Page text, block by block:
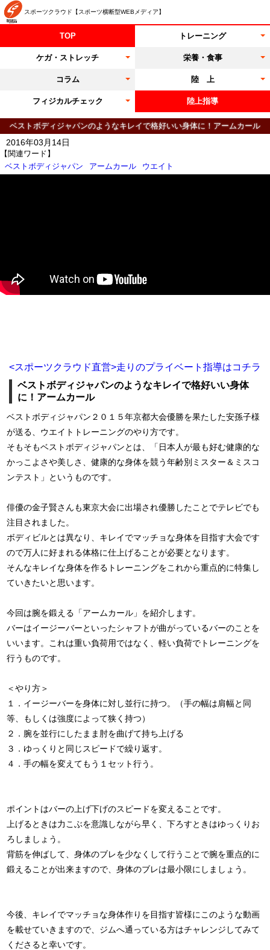
スポーツクラウド【スポーツ横断型WEBメディア】
TOP トレーニング
ケガ・ストレッチ 栄養・食事
コラム 陸 上
フィジカルチェック 陸上指導
ベストボディジャパンのようなキレイで格好いい身体に！アームカール
【関連ワード】
ベストボディジャパン
アームカール ウエイト
2016年03月14日
<スポーツクラウド直営>走りのプライベート指導はコチラ
ベストボディジャパンのようなキレイで格好いい身体
に！アームカール
ベストボディジャパン２０１５年京都大会優勝を果たした安孫子様
が送る、ウエイトトレーニングのやり方です。
そもそもベストボディジャパンとは、「日本人が最も好む健康的な
かっこよさや美しさ、健康的な身体を競う年齢別ミスター＆ミスコ
ンテスト」というものです。
俳優の金子賢さんも東京大会に出場され優勝したことでテレビでも
注目されました。
ボディビルとは異なり、キレイでマッチョな身体を目指す大会です
ので万人に好まれる体格に仕上げることが必要となります。
そんなキレイな身体を作るトレーニングをこれから重点的に特集し
ていきたいと思います。
今回は腕を鍛える「アームカール」を紹介します。
バーはイージーバーといったシャフトが曲がっているバーのことを
いいます。これは重い負荷用ではなく、軽い負荷でトレーニングを
行うものです。
＜やり方＞
１．イージーバーを身体に対し並行に持つ。（手の幅は肩幅と同
等、もしくは強度によって狭く持つ）
２．腕を並行にしたまま肘を曲げて持ち上げる
３．ゆっくりと同じスピードで繰り返す。
４．手の幅を変えてもう１セット行う。
ポイントはバーの上げ下げのスピードを変えることです。
上げるときは力こぶを意識しながら早く、下ろすときはゆっくりお
ろしましょう。
背筋を伸ばして、身体のブレを少なくして行うことで腕を重点的に
鍛えることが出来ますので、身体のブレは最小限にしましょう。
今後、キレイでマッチョな身体作りを目指す皆様にこのような動画
を載せていきますので、ジムへ通っている方はチャレンジしてみて
くださると幸いです。